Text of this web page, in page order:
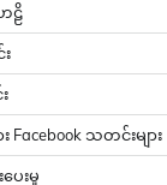
ဠိ
း Facebook သတင်းများ
ေးမှု